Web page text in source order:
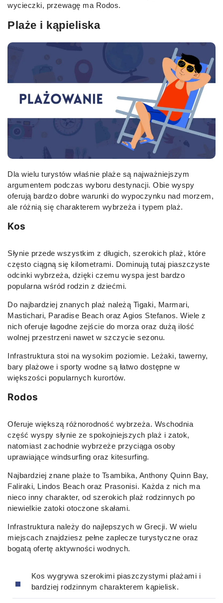
wycieczki, przewagę ma Rodos.
Plaże i kąpieliska
Dla wielu turystów właśnie plaże są najważniejszym
argumentem podczas wyboru destynacji. Obie wyspy
oferują bardzo dobre warunki do wypoczynku nad morzem,
ale różnią się charakterem wybrzeża i typem plaż.
Kos
Słynie przede wszystkim z długich, szerokich plaż, które
często ciągną się kilometrami. Dominują tutaj piaszczyste
odcinki wybrzeża, dzięki czemu wyspa jest bardzo
popularna wśród rodzin z dziećmi.
Do najbardziej znanych plaż należą Tigaki, Marmari,
Mastichari, Paradise Beach oraz Agios Stefanos. Wiele z
nich oferuje łagodne zejście do morza oraz dużą ilość
wolnej przestrzeni nawet w szczycie sezonu.
Infrastruktura stoi na wysokim poziomie. Leżaki, tawerny,
bary plażowe i sporty wodne są łatwo dostępne w
większości popularnych kurortów.
Rodos
Oferuje większą różnorodność wybrzeża. Wschodnia
część wyspy słynie ze spokojniejszych plaż i zatok,
natomiast zachodnie wybrzeże przyciąga osoby
uprawiające windsurfing oraz kitesurfing.
Najbardziej znane plaże to Tsambika, Anthony Quinn Bay,
Faliraki, Lindos Beach oraz Prasonisi. Każda z nich ma
nieco inny charakter, od szerokich plaż rodzinnych po
niewielkie zatoki otoczone skałami.
Infrastruktura należy do najlepszych w Grecji. W wielu
miejscach znajdziesz pełne zaplecze turystyczne oraz
bogatą ofertę aktywności wodnych.
Kos wygrywa szerokimi piaszczystymi plażami i
bardziej rodzinnym charakterem kąpielisk.